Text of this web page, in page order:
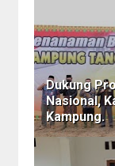
Dukung
Nasional,
Kampung.